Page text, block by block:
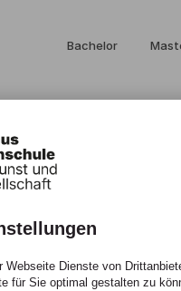
Bachelor
Dienste von
für Sie optimal gestalten zu